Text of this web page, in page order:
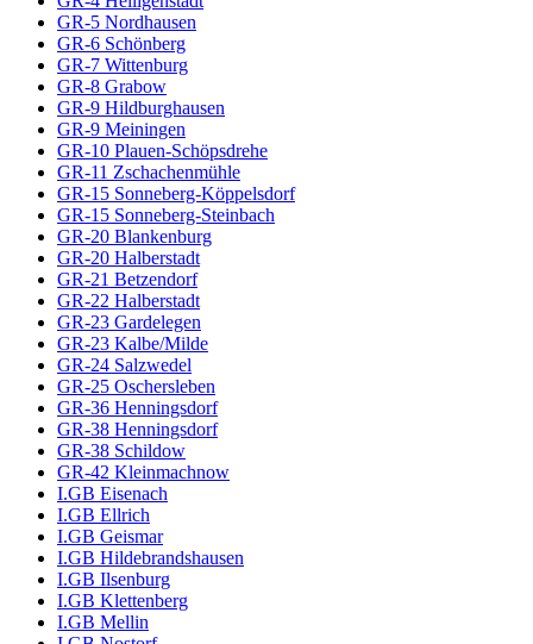
GR-5 Nordhausen
GR-6 Schönberg
GR-7 Wittenburg
GR-8 Grabow
GR-9 Hildburghausen
GR-9 Meiningen
GR-10 Plauen-Schöpsdrehe
GR-11 Zschachenmühle
GR-15 Sonneberg-Köppelsdorf
GR-15 Sonneberg-Steinbach
GR-20 Blankenburg
GR-20 Halberstadt
GR-21 Betzendorf
GR-22 Halberstadt
GR-23 Gardelegen
GR-23 Kalbe/Milde
GR-24 Salzwedel
GR-25 Oschersleben
GR-36 Henningsdorf
GR-38 Henningsdorf
GR-38 Schildow
GR-42 Kleinmachnow
I.GB Eisenach
I.GB Ellrich
I.GB Geismar
I.GB Hildebrandshausen
I.GB Ilsenburg
I.GB Klettenberg
I.GB Mellin